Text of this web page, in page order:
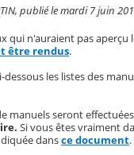
publié le mardi 7 juin
qui n'auraient pas
être rendus.
les listes des
manuels seront
Si vous êtes vraiment
dansce document.